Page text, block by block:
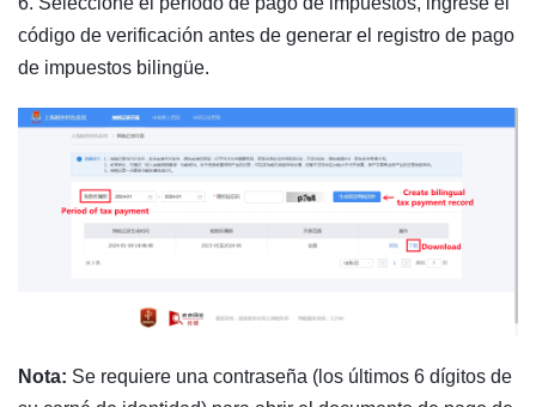
código de verificación antes de generar el registro de pago
de impuestos bilingüe.
Nota: Se requiere una contraseña (los últimos 6 dígitos de